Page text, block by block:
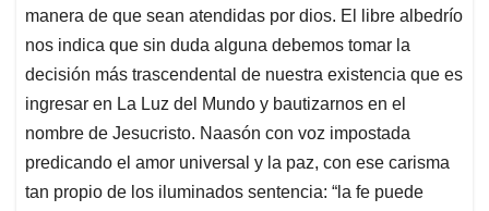
manera de que sean atendidas por dios. El libre albedrío
nos indica que sin duda alguna debemos tomar la
decisión más trascendental de nuestra existencia que es
ingresar en La Luz del Mundo y bautizarnos en el
nombre de Jesucristo. Naasón con voz impostada
predicando el amor universal y la paz, con ese carisma
tan propio de los iluminados sentencia: “la fe puede